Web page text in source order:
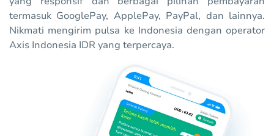
termasuk GooglePay, ApplePay, PayPal, dan lainnya.
Nikmati mengirim pulsa ke Indonesia dengan operator
Axis Indonesia IDR yang terpercaya.